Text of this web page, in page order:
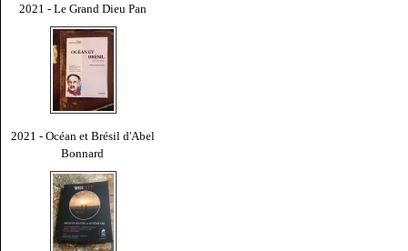
2021 - Le Grand Dieu Pan
2021 - Océan et Brésil d'Abel
Bonnard